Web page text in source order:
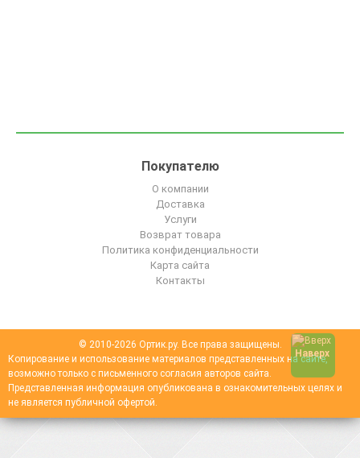
Покупателю
О компании
Доставка
Услуги
Возврат товара
Политика конфиденциальности
Карта сайта
Контакты
© 2010-2026 Ортик.ру. Все права защищены.
Копирование и использование материалов представленных на сайте,
возможно только с письменного согласия авторов сайта.
Представленная информация опубликована в ознакомительных целях и
не является публичной офертой.
Наверх